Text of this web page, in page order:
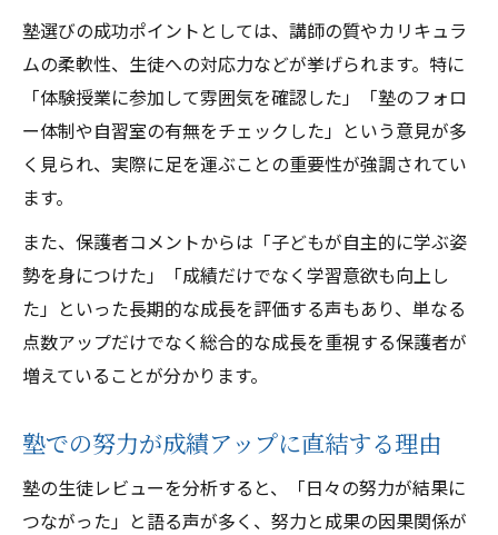
塾選びの成功ポイントとしては、講師の質やカリキュラ
ムの柔軟性、生徒への対応力などが挙げられます。特に
「体験授業に参加して雰囲気を確認した」「塾のフォロ
ー体制や自習室の有無をチェックした」という意見が多
く見られ、実際に足を運ぶことの重要性が強調されてい
ます。
また、保護者コメントからは「子どもが自主的に学ぶ姿
勢を身につけた」「成績だけでなく学習意欲も向上し
た」といった長期的な成長を評価する声もあり、単なる
点数アップだけでなく総合的な成長を重視する保護者が
増えていることが分かります。
塾での努力が成績アップに直結する理由
塾の生徒レビューを分析すると、「日々の努力が結果に
つながった」と語る声が多く、努力と成果の因果関係が